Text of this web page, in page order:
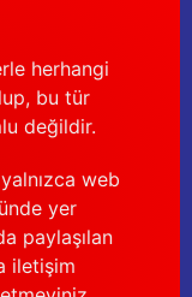
herhangi
bu tür
değildir.
web
yer
paylaşılan
iletişim